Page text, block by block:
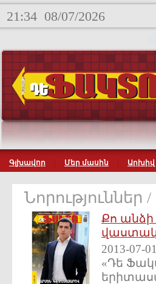
21:34 08/07/2026
Գլխավոր Մեր մասին Արխիվ
Նորություններ
Քո
2013-07-
«Դե